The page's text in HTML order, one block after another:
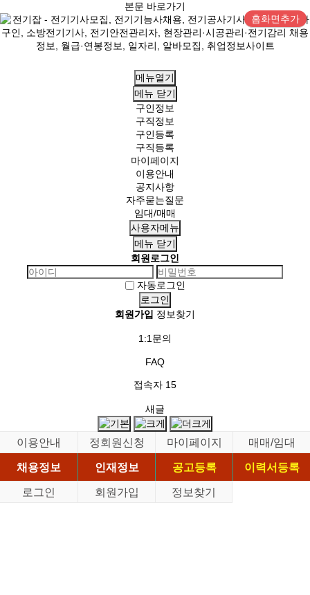
본문 바로가기
홈화면추가
메뉴열기
메뉴 닫기
구인정보
구직정보
구인등록
구직등록
마이페이지
이용안내
공지사항
자주묻는질문
임대/매매
사용자메뉴
메뉴 닫기
회원로그인
자동로그인
회원가입 정보찾기
1:1문의
FAQ
접속자 15
새글
이용안내 정회원신청 마이페이지
매매/임대
채용정보
인재정보 공고등록
이력서등록
로그인
회원가입 정보찾기